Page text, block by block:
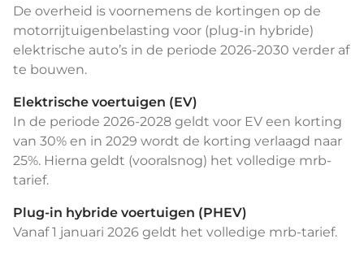
De overheid is voornemens de kortingen op de
motorrijtuigenbelasting voor (plug-in hybride)
elektrische auto’s in de periode 2026-2030 verder af
te bouwen.
Elektrische voertuigen (EV)
In de periode 2026-2028 geldt voor EV een korting
van 30% en in 2029 wordt de korting verlaagd naar
25%. Hierna geldt (vooralsnog) het volledige mrb-
tarief.
Plug-in hybride voertuigen (PHEV)
Vanaf 1 januari 2026 geldt het volledige mrb-tarief.